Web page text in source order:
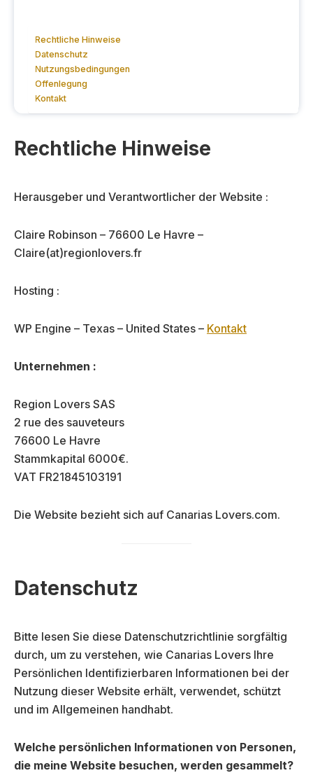
Rechtliche Hinweise
Datenschutz
Nutzungsbedingungen
Offenlegung
Kontakt
Rechtliche Hinweise
Herausgeber und Verantwortlicher der Website :
Claire Robinson – 76600 Le Havre –
Claire(at)regionlovers.fr
Hosting :
WP Engine – Texas – United States – Kontakt
Unternehmen :
Region Lovers SAS
2 rue des sauveteurs
76600 Le Havre
Stammkapital 6000€.
VAT FR21845103191
Die Website bezieht sich auf Canarias Lovers.com.
Datenschutz
Bitte lesen Sie diese Datenschutzrichtlinie sorgfältig
durch, um zu verstehen, wie Canarias Lovers Ihre
Persönlichen Identifizierbaren Informationen bei der
Nutzung dieser Website erhält, verwendet, schützt
und im Allgemeinen handhabt.
Welche persönlichen Informationen von Personen,
die meine Website besuchen, werden gesammelt?